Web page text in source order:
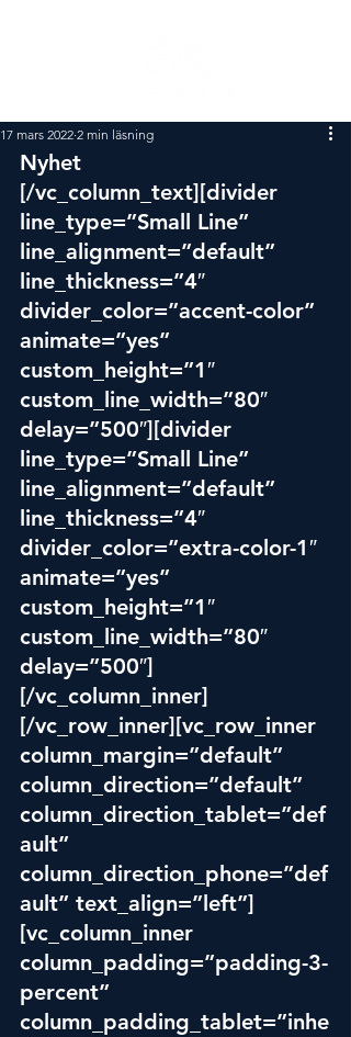
17 mars 2022 2 min läsning
Nyhet
[/vc_column_text][divider
line_type=”Small Line”
line_alignment=”default”
line_thickness=”4″
divider_color=”accent-color”
animate=”yes”
custom_height=”1″
custom_line_width=”80″
delay=”500″][divider
line_type=”Small Line”
line_alignment=”default”
line_thickness=”4″
divider_color=”extra-color-1″
animate=”yes”
custom_height=”1″
custom_line_width=”80″
delay=”500″]
[/vc_column_inner]
[/vc_row_inner][vc_row_inner
column_margin=”default”
column_direction=”default”
column_direction_tablet=”def
ault”
column_direction_phone=”def
ault” text_align=”left”]
[vc_column_inner
column_padding=”padding-3-
percent”
column_padding_tablet=”inhe